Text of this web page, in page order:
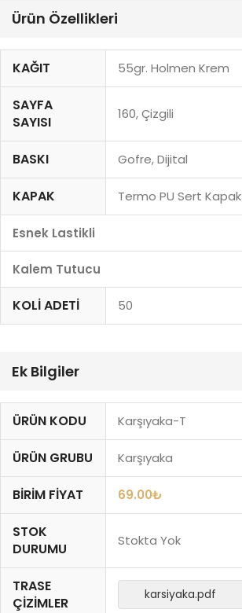
Ürün Özellikleri
KAĞIT 55gr. Holmen Krem
SAYFA
SAYISI
160, Çizgili
BASKI Gofre, Dijital
KAPAK Termo PU Sert Kapak
Esnek Lastikli
Kalem Tutucu
KOLI ADETI 50
Ek Bilgiler
ÜRÜN KODU Karşıyaka-T
ÜRÜN GRUBU Karşıyaka
BIRIM FIYAT 69.00₺
STOK
DURUMU
Stokta Yok
TRASE
ÇIZIMLER
karsiyaka.pdf